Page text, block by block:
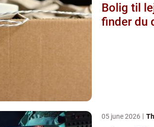
Bolig til
finder du
05 june 2026